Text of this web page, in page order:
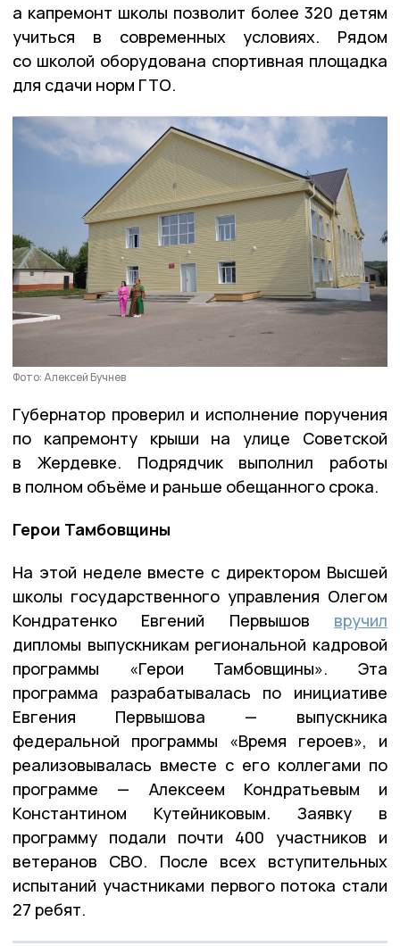
а капремонт школы позволит более 320 детям
учиться в современных условиях. Рядом
со школой оборудована спортивная площадка
для сдачи норм ГТО.
Фото: Алексей Бучнев
Губернатор проверил и исполнение поручения
по капремонту крыши на улице Советской
в Жердевке. Подрядчик выполнил работы
в полном объёме и раньше обещанного срока.
Герои Тамбовщины
На этой неделе вместе с директором Высшей
школы государственного управления Олегом
Кондратенко Евгений Первышов вручил
дипломы выпускникам региональной кадровой
программы «Герои Тамбовщины». Эта
программа разрабатывалась по инициативе
Евгения Первышова — выпускника
федеральной программы «Время героев», и
реализовывалась вместе с его коллегами по
программе — Алексеем Кондратьевым и
Константином Кутейниковым. Заявку в
программу подали почти 400 участников и
ветеранов СВО. После всех вступительных
испытаний участниками первого потока стали
27 ребят.